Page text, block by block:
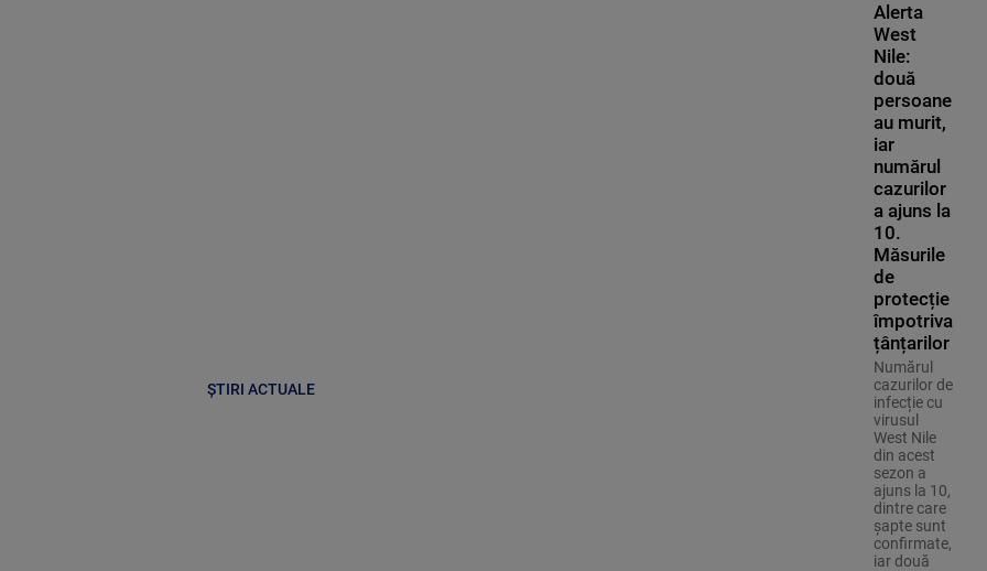
ȘTIRI ACTUALE
Alerta
West
Nile:
două
persoane
au murit,
iar
numărul
cazurilor
a ajuns la
10.
Măsurile
de
protecție
împotriva
țânțarilor
Numărul
cazurilor de
infecție cu
virusul
West Nile
din acest
sezon a
ajuns la 10,
dintre care
șapte sunt
confirmate,
iar două